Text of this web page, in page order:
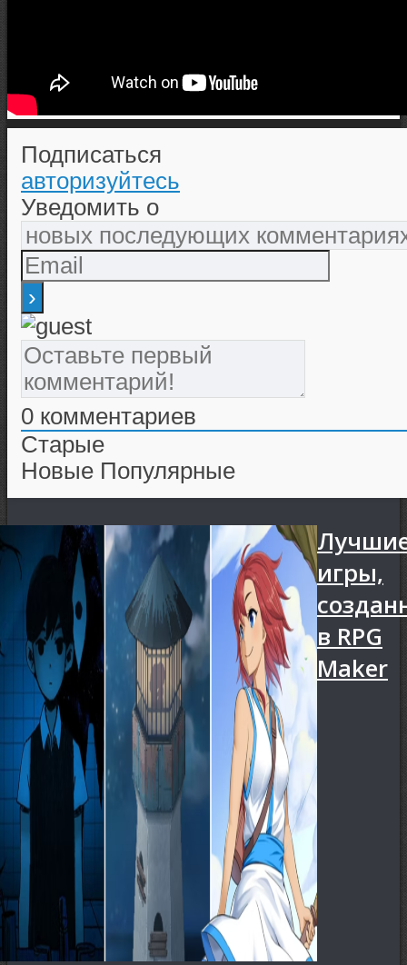
Подписаться
авторизуйтесь
Уведомить о
0 комментариев
Старые
Новые Популярные
игры,
в RPG
Maker